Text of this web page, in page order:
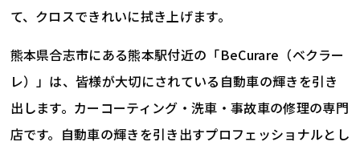
て、クロスできれいに拭き上げます。
熊本県合志市にある熊本駅付近の「BeCurare（ベクラー
レ）」は、皆様が大切にされている自動車の輝きを引き
出します。カーコーティング・洗車・事故車の修理の専門
店です。自動車の輝きを引き出すプロフェッショナルとし